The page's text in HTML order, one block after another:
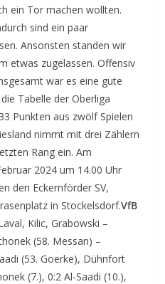
ein Tor machen wollten.
sind ein paar
Ansonsten standen wir
etwas zugelassen. Offensiv
war es eine gute
Tabelle der Oberliga
Punkten aus zwölf Spielen
nimmt mit drei Zählern
Rang ein. Am
2024 um 14.00 Uhr
den Eckernförder SV,
in Stockelsdorf.VfB
Kilic, Grabowski –
(58. Messan) –
(53. Goerke), Dühnfort
(7.), 0:2 Al-Saadi (10.),